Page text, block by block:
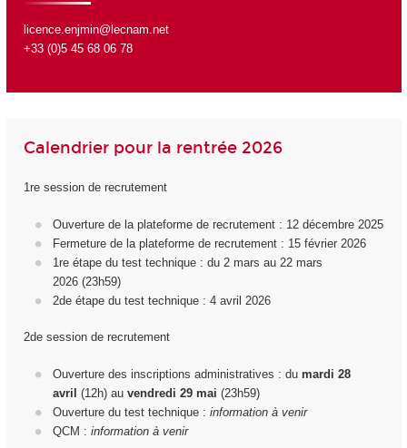
licence.enjmin@lecnam.net
+33 (0)5 45 68 06 78
Calendrier pour la rentrée 2026
1re session de recrutement
Ouverture de la plateforme de recrutement : 12 décembre 2025
Fermeture de la plateforme de recrutement : 15 février 2026
1 re étape du test technique : du 2 mars au 22 mars
2026 (23h59)
2de étape du test technique : 4 avril 2026
2de session de recrutement
Ouverture des inscriptions administratives : du mardi 28
avril (12h) au vendredi 29 mai (23h59)
Ouverture du test technique : information à venir
QCM : information à venir